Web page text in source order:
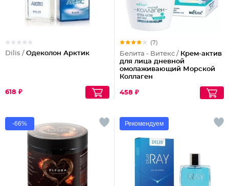
Dilis / Одеколон Арктик
618 ₽
(7)
Белита - Витекс / Крем-актив
для лица дневной
омолаживающий Морской
Коллаген
458 ₽
-66% Рекомендуем